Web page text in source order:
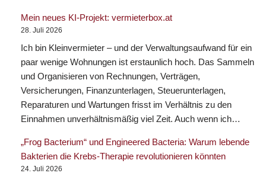
Mein neues KI-Projekt: vermieterbox.at
28. Juli 2026
Ich bin Kleinvermieter – und der Verwaltungsaufwand für ein
paar wenige Wohnungen ist erstaunlich hoch. Das Sammeln
und Organisieren von Rechnungen, Verträgen,
Versicherungen, Finanzunterlagen, Steuerunterlagen,
Reparaturen und Wartungen frisst im Verhältnis zu den
Einnahmen unverhältnismäßig viel Zeit. Auch wenn ich…
„Frog Bacterium“ und Engineered Bacteria: Warum lebende
Bakterien die Krebs-Therapie revolutionieren könnten
24. Juli 2026